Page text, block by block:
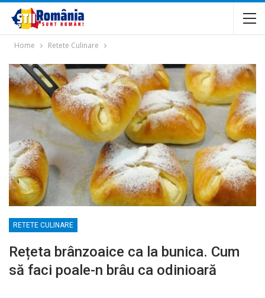
Home Retete Culinare
RETETE CULINARE
Rețeta brânzoaice ca la bunica. Cum
să faci poale-n brâu ca odinioară